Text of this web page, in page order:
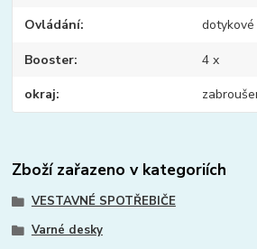
Ovládání dotykové
Booster 4 x
okraj
Zboží zařazeno v kategoriích
VESTAVNÉ SPOTŘEBIČE
Varné desky